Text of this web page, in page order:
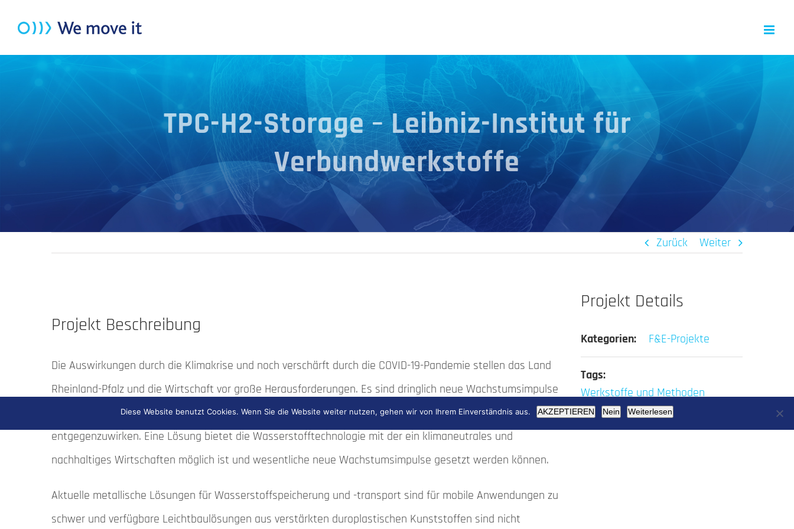
Inhalt
springen
TPC-H2-Storage – Leibniz-Institut für
Verbundwerkstoffe
Zurück Weiter
Projekt Beschreibung
Die Auswirkungen durch die Klimakrise und noch verschärft durch die COVID-19-Pandemie stellen das Land
Rheinland-Pfalz und die Wirtschaft vor große Herausforderungen. Es sind dringlich neue Wachstumsimpulse
für die Wirtschaft notwendig, um den pandemiebedingten Rückgang der Wirtschaftsleistung
entgegenzuwirken. Eine Lösung bietet die Wasserstofftechnologie mit der ein klimaneutrales und
nachhaltiges Wirtschaften möglich ist und wesentliche neue Wachstumsimpulse gesetzt werden können.
Aktuelle metallische Lösungen für Wasserstoffspeicherung und -transport sind für mobile Anwendungen zu
schwer und verfügbare Leichtbaulösungen aus verstärkten duroplastischen Kunststoffen sind nicht
Projekt Details
Kategorien: F&E-Projekte
Tags:
Werkstoffe und Methoden
Diese Website benutzt Cookies. Wenn Sie die Website weiter nutzen, gehen wir von Ihrem Einverständnis aus. AKZEPTIEREN Nein Weiterlesen